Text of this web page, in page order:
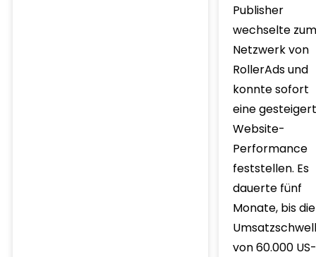
Publisher
wechselte zum
Netzwerk von
RollerAds und
konnte sofort
eine
Website-
Performance
feststellen. Es
dauerte fünf
Monate, bis die
von 60.000 US-